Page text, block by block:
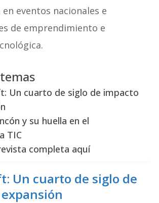
eventos nacionales e
de emprendimiento e
Un cuarto de siglo de impacto
y su huella en el
TIC
completa aquí
Un cuarto de siglo de